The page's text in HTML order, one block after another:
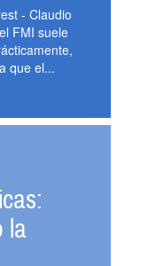
- Claudio
FMI suele
que el...
la